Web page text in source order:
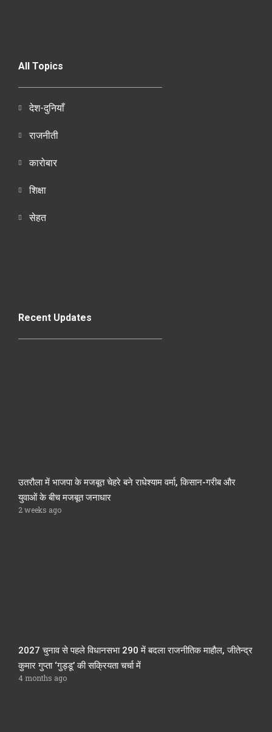
All Topics
देश-दुनियाँ
राजनीती
कारोबार
शिक्षा
सेहत
Recent Updates
उतरौला में भाजपा के मजबूत चेहरे बने राधेश्याम वर्मा, किसान-गरीब और
युवाओं के बीच मजबूत जनाधार
2 weeks ago
2027 चुनाव से पहले विधानसभा 290 में बदला राजनीतिक माहौल, जीतेन्द्र
कुमार गुप्ता ‘गुड्डू’ की सक्रियता चर्चा में
4 months ago